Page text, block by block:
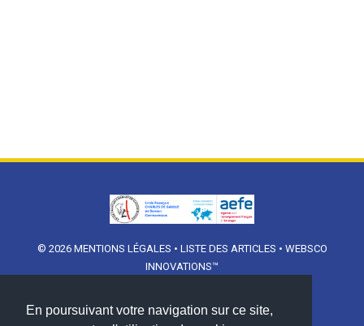
En poursuivant votre navigation sur ce site,
© 2026 MENTIONS LÉGALES • LISTE DES ARTICLES • WEBSCO
INNOVATIONS™